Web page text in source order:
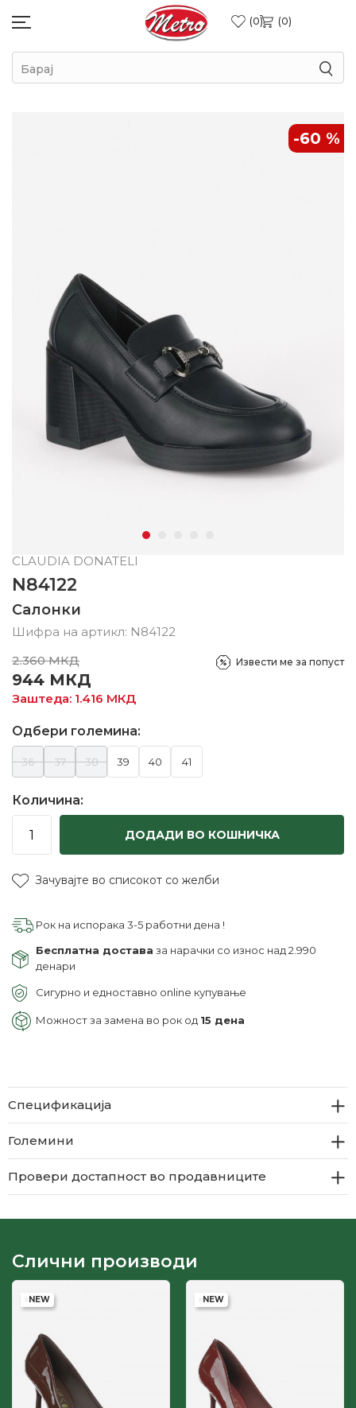
0 0
Барај
-60 %
CLAUDIA DONATELI
N84122
Салонки
Шифра на артикл: N84122
2.360 МКД
944 МКД
Заштеда: 1.416 МКД
Извести ме за попуст
Одбери големина:
36 37 38 39 40 41
Количина:
ДОДАДИ ВО КОШНИЧКА
Зачувајте во списокот со желби
Рок на испорака 3-5 работни дена !
Бесплатна достава за нарачки со износ над 2.990
денари
Сигурно и едноставно online купување
Можност за замена во рок од 15 дена
Спецификација
Големини
Провери достапност во продавниците
Слични производи
NEW NEW